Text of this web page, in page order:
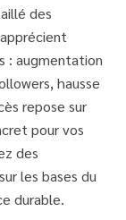
des
: augmentation
hausse
repose sur
pour vos
des
les bases du
durable.